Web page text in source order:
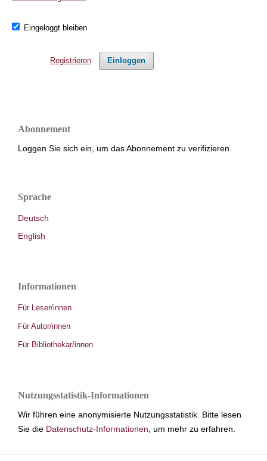
Eingeloggt bleiben
Einloggen
Registrieren
Abonnement
Loggen Sie sich ein, um das Abonnement zu verifizieren.
Sprache
Deutsch
English
Informationen
Für Leser/innen
Für Autor/innen
Für Bibliothekar/innen
Nutzungsstatistik-Informationen
Wir führen eine anonymisierte Nutzungsstatistik. Bitte lesen
Sie die Datenschutz-Informationen , um mehr zu erfahren.